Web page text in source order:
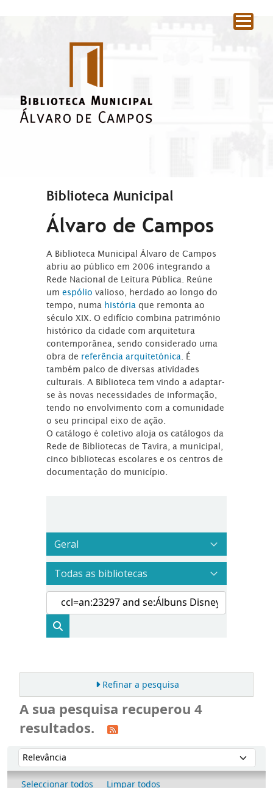
Biblioteca Municipal
Álvaro de Campos
A Biblioteca Municipal Álvaro de Campos
abriu ao público em 2006 integrando a
Rede Nacional de Leitura Pública. Reúne
umespóliovalioso, herdado ao longo do
tempo, numa história que remonta ao
século XIX. O edifício combina património
histórico da cidade com arquitetura
contemporânea, sendo considerado uma
obra de referência arquitetónica . É
também palco de diversas atividades
culturais. A Biblioteca tem vindo a adaptar-
se às novas necessidades de informação,
tendo no envolvimento com a comunidade
o seu principal eixo de ação.
O catálogo é coletivo aloja os catálogos da
Rede de Bibliotecas de Tavira, a municipal,
cinco bibliotecas escolares e os centros de
documentação do município.
Refinar a pesquisa
A sua pesquisa recuperou 4
resultados.
Ordenar
Ordenar por:
Seleccionar todos
Limpar todos